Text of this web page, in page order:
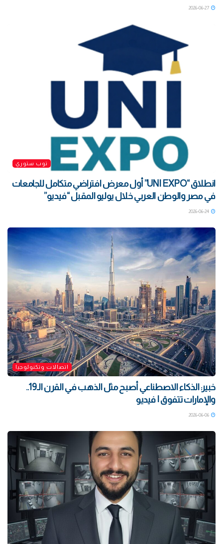
توب ستوري
انطلاق “UNI EXPO” أول معرض افتراضي متكامل للجامعات
في مصر والوطن العربي خلال يوليو المقبل “فيديو”
اتصالات وتكنولوجيا
خبير: الذكاء الاصطناعي أصبح مثل الذهب في القرن الـ19..
والإمارات تتفوق | فيديو